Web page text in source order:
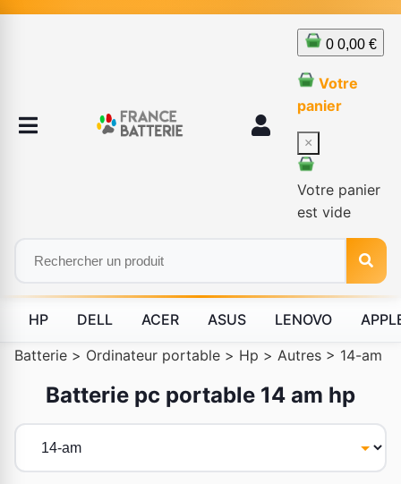
0 0,00 €
Votre
panier
×
Votre panier
est vide
HP DELL ACER ASUS LENOVO
Batterie > Ordinateur portable > Hp > Autres > 14-am
Batterie pc portable 14 am hp